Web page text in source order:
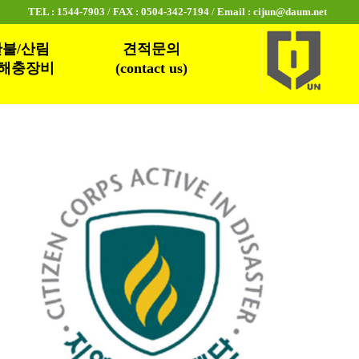
TEL : 1544-7903 / FAX : 0504-342-7194 / Email : cijun@daum.net
/산림
충장비
견적문의
(contact us)